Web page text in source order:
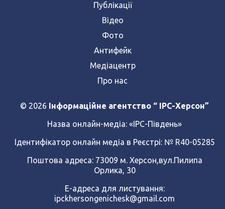
Публікації
Відео
Фото
Антифейк
Медіацентр
Про нас
© 2026 Інформаційне агентство “ IPC-Херсон”
Назва онлайн-медіа: «ІРС-Південь»
Ідентифікатор онлайн медіа в Реєстрі: № R40-05285
Поштова адреса: 73009 м. Херсон,вул.Пилипа
Орлика, 30
Е-адреса для листування:
ipckhersongenichesk@gmail.com